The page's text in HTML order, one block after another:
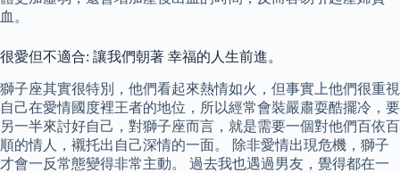
血。
很愛但不適合: 讓我們朝著 幸福的人生前進。
獅子座其實很特別，他們看起來熱情如火，但事實上他們很重視
自己在愛情國度裡王者的地位，所以經常會裝嚴肅耍酷擺冷，要
另一半來討好自己，對獅子座而言，就是需要一個對他們百依百
順的情人，襯托出自己深情的一面。 除非愛情出現危機，獅子
才會一反常態變得非常主動。 過去我也遇過男友，覺得都在一